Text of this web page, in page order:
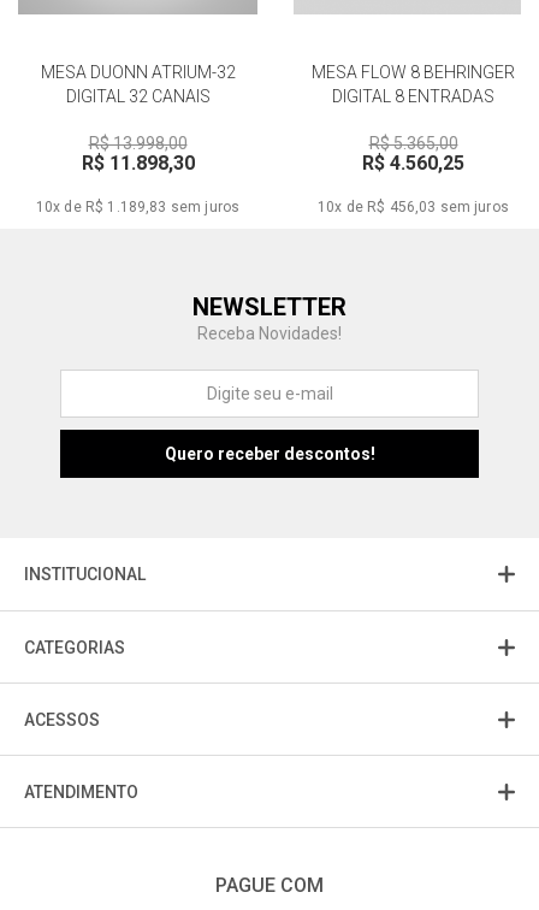
MESA DUONN ATRIUM-32
DIGITAL 32 CANAIS
R$ 13.998,00
R$ 11.898,30
10x de R$ 1.189,83 sem juros
MESA FLOW 8 BEHRINGER
DIGITAL 8 ENTRADAS
R$ 5.365,00
R$ 4.560,25
10x de R$ 456,03 sem juros
NEWSLETTER
Receba Novidades!
INSTITUCIONAL
CATEGORIAS
ACESSOS
ATENDIMENTO
PAGUE COM
Fu Fujisom